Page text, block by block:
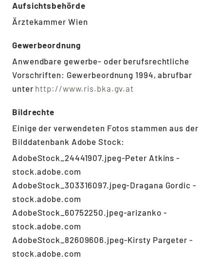
Aufsichtsbehörde
Ärztekammer Wien
Gewerbeordnung
Anwendbare gewerbe- oder berufsrechtliche
Vorschriften: Gewerbeordnung 1994, abrufbar
unter http://www.ris.bka.gv.at
Bildrechte
Einige der verwendeten Fotos stammen aus der
Bilddatenbank Adobe Stock:
AdobeStock_24441907.jpeg-Peter Atkins -
stock.adobe.com
AdobeStock_303316097.jpeg-Dragana Gordic -
stock.adobe.com
AdobeStock_60752250.jpeg-arizanko -
stock.adobe.com
AdobeStock_82609606.jpeg-Kirsty Pargeter -
stock.adobe.com